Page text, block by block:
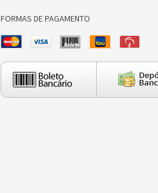
FORMAS DE PAGAMENTO